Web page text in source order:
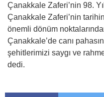
Çanakkale Zaferi’nin 98.
Çanakkale Zaferi’nin
önemli dönüm
Çanakkale’de canı
şehitlerimizi saygı ve
dedi.